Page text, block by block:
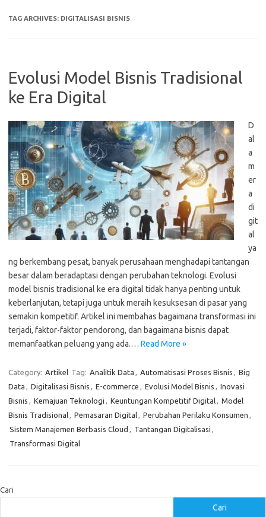
TAG ARCHIVES: DIGITALISASI BISNIS
Evolusi Model Bisnis Tradisional
ke Era Digital
D
al
a
m
er
a
di
git
al
ya
ng berkembang pesat, banyak perusahaan menghadapi tantangan
besar dalam beradaptasi dengan perubahan teknologi. Evolusi
model bisnis tradisional ke era digital tidak hanya penting untuk
keberlanjutan, tetapi juga untuk meraih kesuksesan di pasar yang
semakin kompetitif. Artikel ini membahas bagaimana transformasi ini
terjadi, faktor-faktor pendorong, dan bagaimana bisnis dapat
memanfaatkan peluang yang ada.… Read More »
Category: Artikel Tag: Analitik Data , Automatisasi Proses Bisnis , Big
Data , Digitalisasi Bisnis , E-commerce , Evolusi Model Bisnis , Inovasi
Bisnis , Kemajuan Teknologi , Keuntungan Kompetitif Digital, Model
Bisnis Tradisional, Pemasaran Digital, Perubahan Perilaku Konsumen ,
Sistem Manajemen Berbasis Cloud , Tantangan Digitalisasi ,
Transformasi Digital
Cari
Cari